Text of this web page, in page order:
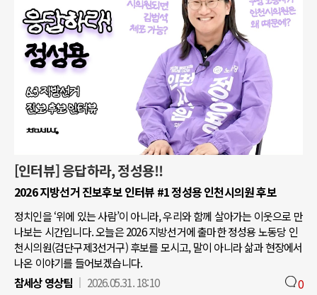
[인터뷰] 응답하라, 정성용!!
2026 지방선거 진보후보 인터뷰 #1 정성용 인천시의원 후보
정치인을 ‘위에 있는 사람’이 아니라, 우리와 함께 살아가는 이웃으로 만
나보는 시간입니다. 오늘은 2026 지방선거에 출마한 정성용 노동당 인
천시의원(검단구제3선거구) 후보를 모시고, 말이 아니라 삶과 현장에서
나온 이야기를 들어보겠습니다.
참세상 영상팀
2026.05.31. 18:10 0